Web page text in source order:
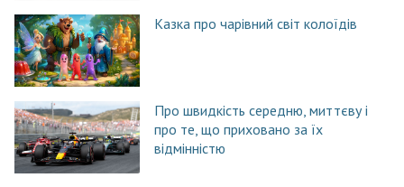
Казка про чарівний світ колоїдів
Про швидкість середню, миттєву і
про те, що приховано за їх
відмінністю